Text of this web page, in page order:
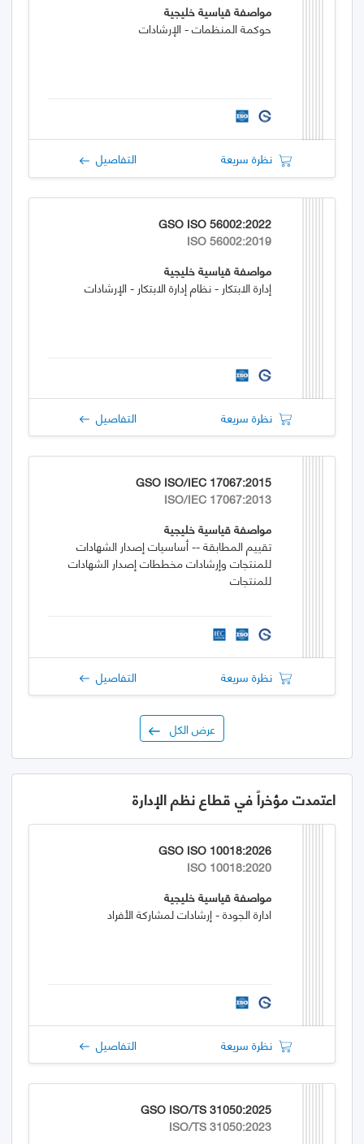
مواصفة قياسية خليجية
حوكمة المنظمات - الإرشادات
نظرة سريعة التفاصيل
GSO ISO 56002:2022
ISO 56002:2019
مواصفة قياسية خليجية
إدارة الابتكار - نظام إدارة الابتكار - الإرشادات
نظرة سريعة التفاصيل
GSO ISO/IEC 17067:2015
ISO/IEC 17067:2013
مواصفة قياسية خليجية
تقييم المطابقة -- أساسيات إصدار الشهادات
للمنتجات وإرشادات مخططات إصدار الشهادات
للمنتجات
نظرة سريعة التفاصيل
عرض الكل
اعتمدت مؤخراً في قطاع نظم الإدارة
GSO ISO 10018:2026
ISO 10018:2020
مواصفة قياسية خليجية
ادارة الجودة - إرشادات لمشاركة الأفراد
نظرة سريعة التفاصيل
GSO ISO/TS 31050:2025
ISO/TS 31050:2023